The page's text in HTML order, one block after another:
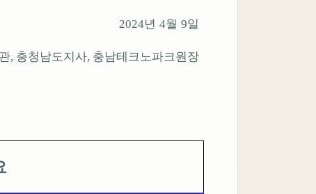
2024년4월9일
, 충청남도지사, 충남테크노파크원장